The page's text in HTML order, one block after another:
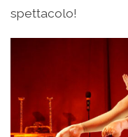
spettacolo!